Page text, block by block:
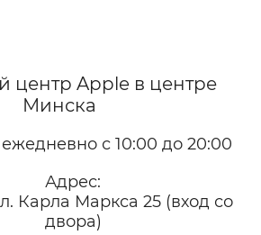
центр Apple в центре
Минска
с 10:00 до 20:00
Адрес:
Карла Маркса 25 (вход со
двора)